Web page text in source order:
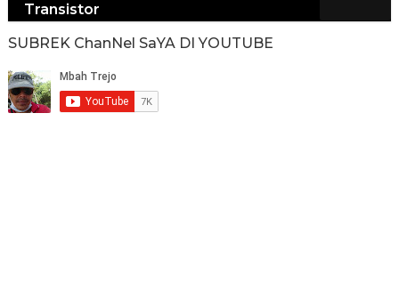
Transistor
SUBREK ChanNel SaYA DI YOUTUBE